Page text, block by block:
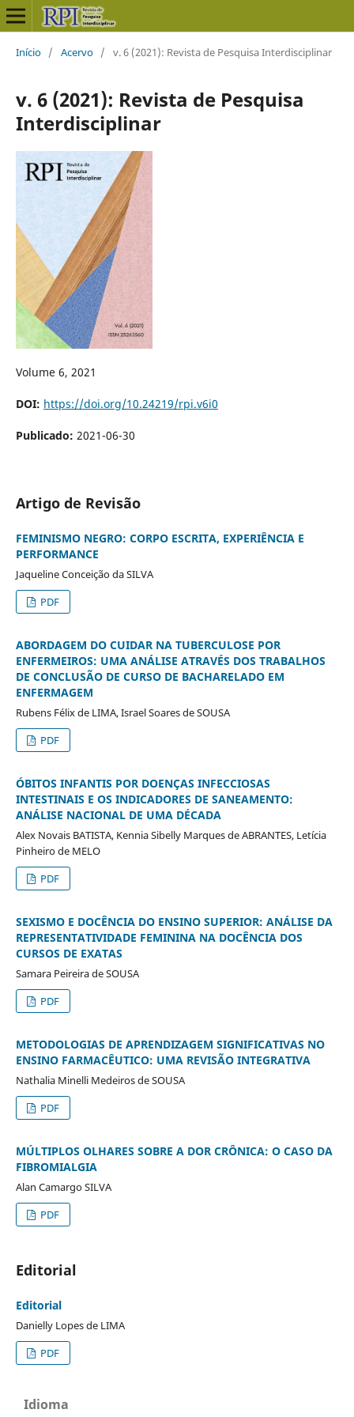
Início / Acervo / v. 6 (2021): Revista de Pesquisa Interdisciplinar
v. 6 (2021): Revista de Pesquisa
Interdisciplinar
Volume 6, 2021
DOI: https://doi.org/10.24219/rpi.v6i0
Publicado: 2021-06-30
Artigo de Revisão
FEMINISMO NEGRO: CORPO ESCRITA, EXPERIÊNCIA E
PERFORMANCE
Jaqueline Conceição da SILVA
PDF
ABORDAGEM DO CUIDAR NA TUBERCULOSE POR
ENFERMEIROS: UMA ANÁLISE ATRAVÉS DOS TRABALHOS
DE CONCLUSÃO DE CURSO DE BACHARELADO EM
ENFERMAGEM
Rubens Félix de LIMA, Israel Soares de SOUSA
PDF
ÓBITOS INFANTIS POR DOENÇAS INFECCIOSAS
INTESTINAIS E OS INDICADORES DE SANEAMENTO:
ANÁLISE NACIONAL DE UMA DÉCADA
Alex Novais BATISTA, Kennia Sibelly Marques de ABRANTES, Letícia
Pinheiro de MELO
PDF
SEXISMO E DOCÊNCIA DO ENSINO SUPERIOR: ANÁLISE DA
REPRESENTATIVIDADE FEMININA NA DOCÊNCIA DOS
CURSOS DE EXATAS
Samara Peireira de SOUSA
PDF
METODOLOGIAS DE APRENDIZAGEM SIGNIFICATIVAS NO
ENSINO FARMACÊUTICO: UMA REVISÃO INTEGRATIVA
Nathalia Minelli Medeiros de SOUSA
PDF
MÚLTIPLOS OLHARES SOBRE A DOR CRÔNICA: O CASO DA
FIBROMIALGIA
Alan Camargo SILVA
PDF
Editorial
Editorial
Danielly Lopes de LIMA
PDF
Idioma